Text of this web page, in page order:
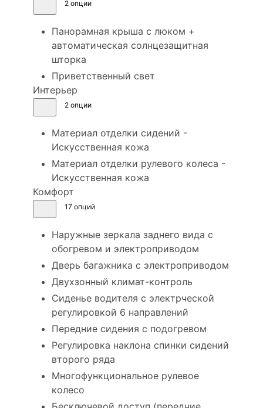
2 опции
Панорамная крыша с люком +
автоматическая солнцезащитная
шторка
Приветственный свет
Интерьер
2 опции
Материал отделки сидений -
Искусственная кожа
Материал отделки рулевого колеса -
Искусственная кожа
Комфорт
17 опций
Наружные зеркала заднего вида с
обогревом и электроприводом
Дверь багажника с электроприводом
Двухзонный климат-контроль
Сиденье водителя с электрческой
регулировкой 6 направлений
Передние сидения с подогревом
Регулировка наклона спинки сидений
второго ряда
Многофункциональное рулевое
колесо